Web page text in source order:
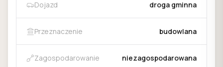
Dojazd droga gminna
Przeznaczenie budowlana
Zagospodarowanie niezagospodarowana